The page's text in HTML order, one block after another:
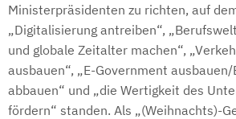
Ministerpräsidenten zu richten, auf
„Digitalisierung antreiben“,
und globale Zeitalter machen“,
ausbauen“, „E-Government
abbauen“ und „die Wertigkeit des
fördern“ standen. Als „(Weihnachts)-